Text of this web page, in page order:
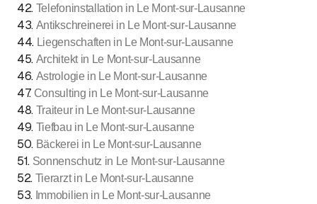
42. Telefoninstallation in Le Mont-sur-Lausanne
43. Antikschreinerei in Le Mont-sur-Lausanne
44. Liegenschaften in Le Mont-sur-Lausanne
45. Architekt in Le Mont-sur-Lausanne
46. Astrologie in Le Mont-sur-Lausanne
47. Consulting in Le Mont-sur-Lausanne
48. Traiteur in Le Mont-sur-Lausanne
49. Tiefbau in Le Mont-sur-Lausanne
50. Bäckerei in Le Mont-sur-Lausanne
51. Sonnenschutz in Le Mont-sur-Lausanne
52. Tierarzt in Le Mont-sur-Lausanne
53. Immobilien in Le Mont-sur-Lausanne